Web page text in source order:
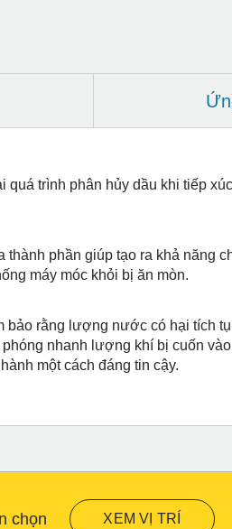
trình phân hủy dầu khi tiếp
phần giúp tạo ra khả năng
máy móc khỏi bị ăn mòn.
bảo rằng lượng nước có hại tích
nhanh lượng khí bị cuốn
một cách đáng tin cậy.
chọn XEM VỊ TRÍ